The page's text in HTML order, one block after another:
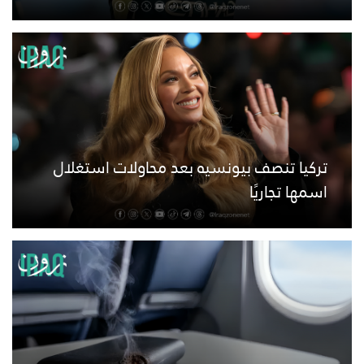
تركيا تنصف بيونسيه بعد محاولات استغلال
اسمها تجاريًا